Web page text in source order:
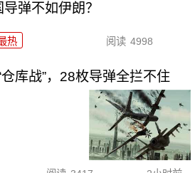
导弹不如伊朗？
热 阅读 4998
库战”，28枚导弹全拦不住